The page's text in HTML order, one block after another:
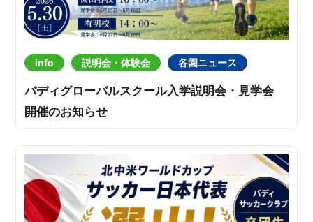
info 説明会・体験会 各園ニュース
バディグローバルスクール入学説明会・見学会
開催のお知らせ